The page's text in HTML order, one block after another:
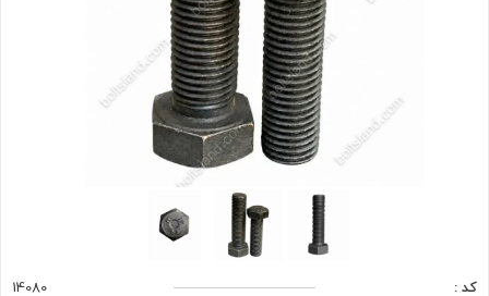
کد :
14080